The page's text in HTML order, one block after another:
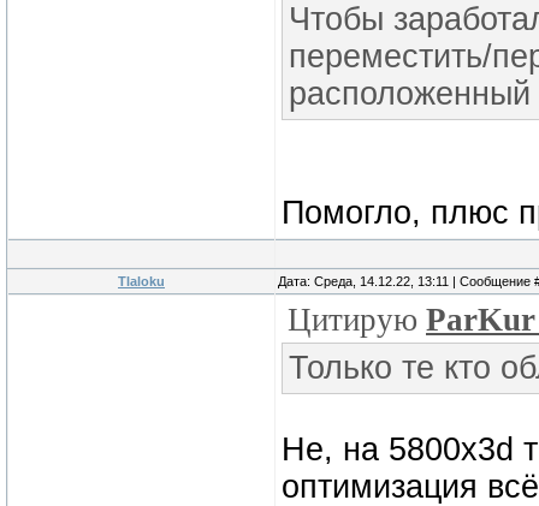
Чтобы
переместить/
Помогло, плюс
Tlaloku Дата: Среда, 14.12.22, 13:11 | Сообщение
Цитирую
Только те кто
Не, на 5800х3d
оптимизация